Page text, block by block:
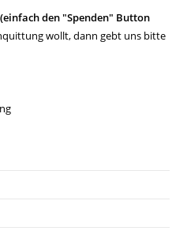
den "Spenden" Button
wollt, dann gebt uns bitte